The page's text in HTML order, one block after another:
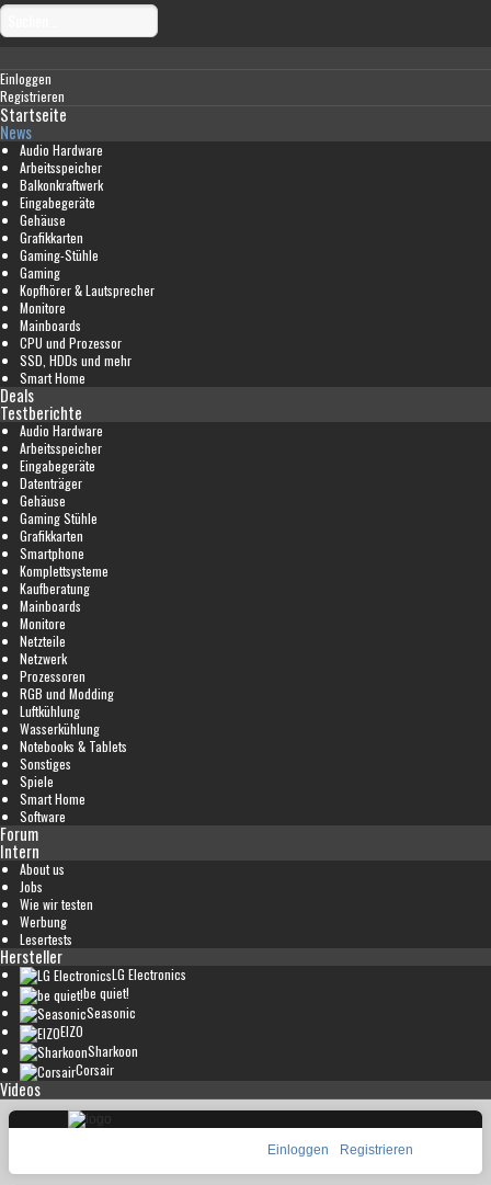
Einloggen
Registrieren
Startseite
News
Audio Hardware
Arbeitsspeicher
Balkonkraftwerk
Eingabegeräte
Gehäuse
Grafikkarten
Gaming-Stühle
Gaming
Kopfhörer & Lautsprecher
Monitore
Mainboards
CPU und Prozessor
SSD, HDDs und mehr
Smart Home
Deals
Testberichte
Audio Hardware
Arbeitsspeicher
Eingabegeräte
Datenträger
Gehäuse
Gaming Stühle
Grafikkarten
Smartphone
Komplettsysteme
Kaufberatung
Mainboards
Monitore
Netzteile
Netzwerk
Prozessoren
RGB und Modding
Luftkühlung
Wasserkühlung
Notebooks & Tablets
Sonstiges
Spiele
Smart Home
Software
Forum
Intern
About us
Jobs
Wie wir testen
Werbung
Lesertests
Hersteller
LG Electronics
be quiet!
Seasonic
EIZO
Sharkoon
Corsair
Videos
Einloggen Registrieren